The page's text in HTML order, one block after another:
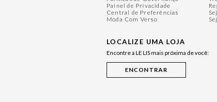
Painel de Privacidade
Central de Preferências
Moda Com Verso
LOCALIZE UMA LOJA
Encontre a LE LIS mais próxima de você: